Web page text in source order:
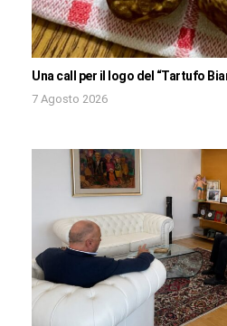
Una call per il logo del “Tartufo
7 Agosto 2026